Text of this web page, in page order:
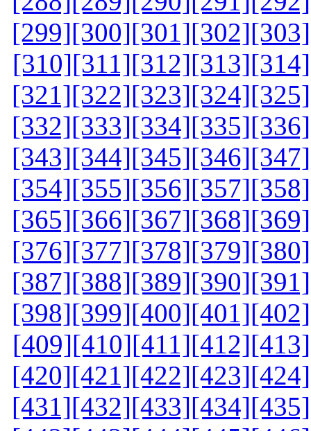
[299][300][301][302][303]
[310][311][312][313][314]
[321][322][323][324][325]
[332][333][334][335][336]
[343][344][345][346][347]
[354][355][356][357][358]
[365][366][367][368][369]
[376][377][378][379][380]
[387][388][389][390][391]
[398][399][400][401][402]
[409][410][411][412][413]
[420][421][422][423][424]
[431][432][433][434][435]